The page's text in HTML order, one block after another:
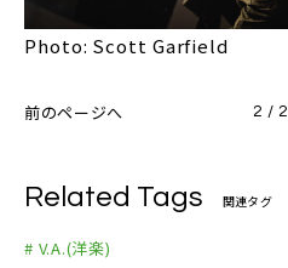
Photo: Scott Garfield
前のページへ 2 / 2
Related Tags 関連タグ
# V.A.(洋楽)